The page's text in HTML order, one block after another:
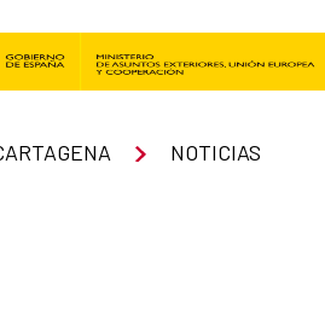
NOTICIAS